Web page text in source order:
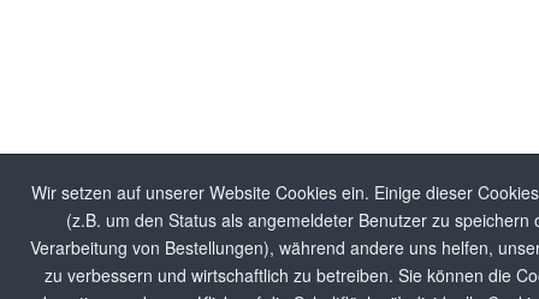
Wir setzen auf unserer Website Cookies ein. Einige dieser
(z.B. um den Status als angemeldeter Benutzer zu speichern
Verarbeitung von Bestellungen), während andere uns helfen,
zu verbessern und wirtschaftlich zu betreiben. Sie können die